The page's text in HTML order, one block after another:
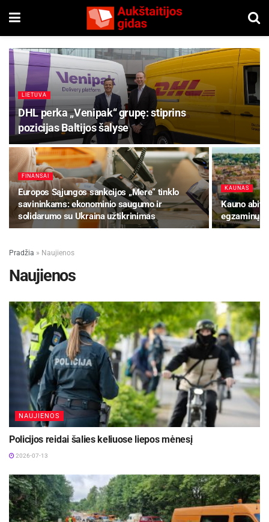
LIETUVA
DHL perka „Venipak“ grupę: stiprins
pozicijas Baltijos šalyse
FINANSAI
Europos Sąjungos sankcijos „Mere“ tinklo
savininkams: ekonominio saugumo ir
solidarumo su Ukraina užtikrinimas
KAUNAS
Kauno
egzaminų
Pradžia » Naujienos
Naujienos
NAUJIENOS
Policijos reidai šalies keliuose liepos mėnesį
2026-07-13